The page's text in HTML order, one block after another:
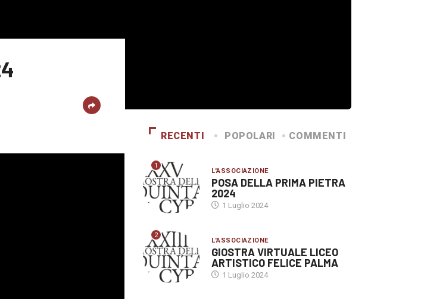
RECENTI POPOLARI COMMENTI
1
L'ASSOCIAZIONE
POSA DELLA PRIMA PIETRA
2024
1 Luglio 2024
2
L'ASSOCIAZIONE
GIOSTRA VIRTUALE LICEO
ARTISTICO FELICE PALMA
1 Luglio 2024